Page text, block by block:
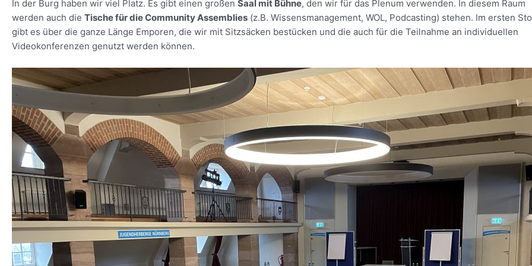
In der Burg haben wir viel Platz. Es gibt einen großen Saal mit Bühne, den wir für das Plenum verwenden. In diesem Raum
werden auch die Tische für die Community Assemblies (z.B. Wissensmanagement, WOL, Podcasting) stehen. Im ersten
gibt es über die ganze Länge Emporen, die wir mit Sitzsäcken bestücken und die auch für die Teilnahme an individuellen
Videokonferenzen genutzt werden können.